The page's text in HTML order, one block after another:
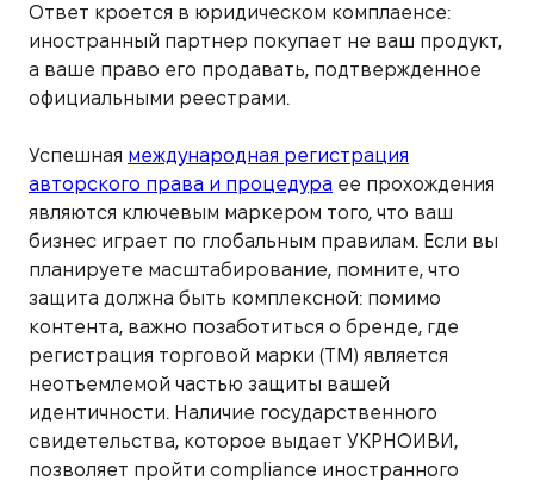
Ответ кроется в юридическом комплаенсе:
иностранный партнер покупает не ваш продукт,
а ваше право его продавать, подтвержденное
официальными реестрами.
Успешная международная регистрация
авторского права и процедура ее прохождения
являются ключевым маркером того, что ваш
бизнес играет по глобальным правилам. Если вы
планируете масштабирование, помните, что
защита должна быть комплексной: помимо
контента, важно позаботиться о бренде, где
регистрация торговой марки (ТМ) является
неотъемлемой частью защиты вашей
идентичности. Наличие государственного
свидетельства, которое выдает УКРНОИВИ,
позволяет пройти compliance иностранного